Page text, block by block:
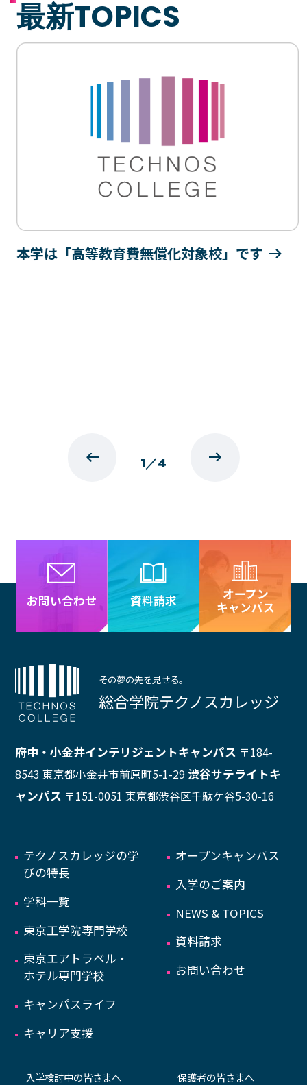
学費・教材費
奨学金・奨励金
プライバシーポリシー サイトマップ
最新TOPICS
本学は「高等教育費無償化対象校」です
1／4
お問い合わせ 資料請求
オープン
キャンパス
その夢の先を見せる。
総合学院テクノスカレッジ
府中・小金井インテリジェントキャンパス 〒184-
8543 東京都小金井市前原町5-1-29 渋谷サテライトキ
ャンパス 〒151-0051 東京都渋谷区千駄ケ谷5-30-16
テクノスカレッジの学
びの特長
学科一覧
東京工学院専門学校
東京エアトラベル・
ホテル専門学校
キャンパスライフ
キャリア支援
オープンキャンパス
入学のご案内
NEWS & TOPICS
資料請求
お問い合わせ
入学検討中の皆さまへ 保護者の皆さまへ